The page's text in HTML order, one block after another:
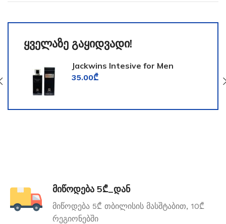
ყველაზე გაყიდვადი!
Jackwins Intesive for Men
35.00₾
მიწოდება 5₾_დან
მიწოდება 5₾ თბილისის მასშტაბით, 10₾
რეგიონებში